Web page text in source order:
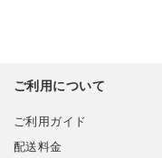
ご利用について
ご利用ガイド
配送料金